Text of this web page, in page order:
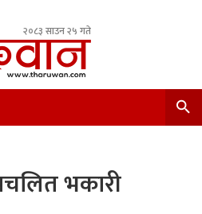
२०८३ साउन २५ गते
भकारी